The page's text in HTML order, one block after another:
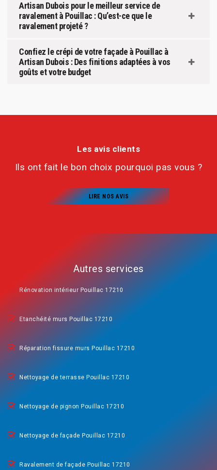
Artisan Dubois pour le meilleur service de
ravalement à Pouillac : Qu’est-ce que le
ravalement projeté ?
Confiez le crépi de votre façade à Pouillac à
Artisan Dubois : Des finitions adaptées à vos
goûts et votre budget
Les avis clients
Ils ont fait le bon choix pourquoi pas vous ?
LIRE NOS AVIS
Autres services
Rénovation intérieur Pouillac 17210
Etanchéité murs Pouillac 17210
Réparation fissure murs Pouillac 17210
Nettoyage de terrasse Pouillac 17210
Nettoyage de pignon Pouillac 17210
Nettoyage de façade Pouillac 17210
Ravalement de façade Pouillac 17210